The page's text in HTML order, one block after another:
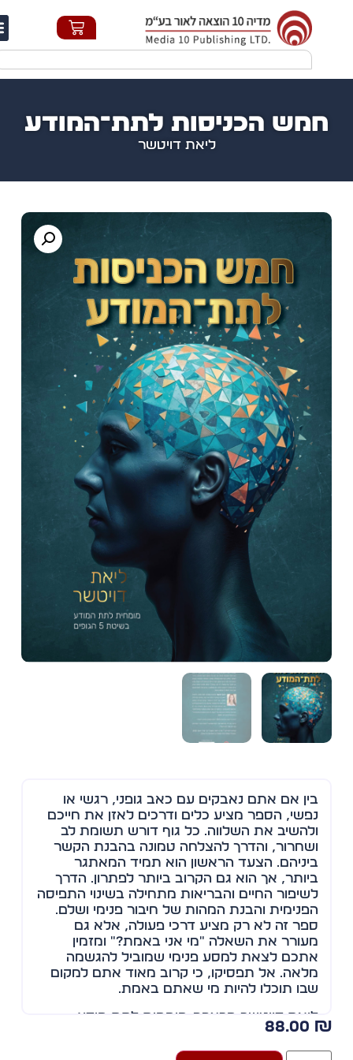
הכניסות לתת־המודע
ליאת דויטשר
בין אם אתם נאבקים עם כאב גופני, רגשי או
נפשי, הספר מציע כלים ודרכים לאזן את חייכם
ולהשיב את השלווה. כל גוף דורש תשומת לב
ושחרור, והדרך להצלחה טמונה בהבנת הקשר
ביניהם. הצעד הראשון הוא תמיד המאתגר
ביותר, אך הוא גם הקרוב ביותר לפתרון. הדרך
לשיפור החיים והבריאות מתחילה בשינוי התפיסה
הפנימית והבנת המהות של חיבור פנימי ושלם.
ספר זה לא רק מציע דרכי פעולה, אלא גם
מעורר את השאלה "מי אני באמת?" ומזמין
אתכם לצאת למסע פנימי שמוביל להגשמה
מלאה. אל תפסיקו, כי קרוב מאוד אתם למקום
שבו תוכלו להיות מי שאתם באמת.
ליאת דויטשר מרצהה-מומחית לתת מודע,
ומנכ"לית לשעבר של "מרכז דויטשר", מרצה
88.00